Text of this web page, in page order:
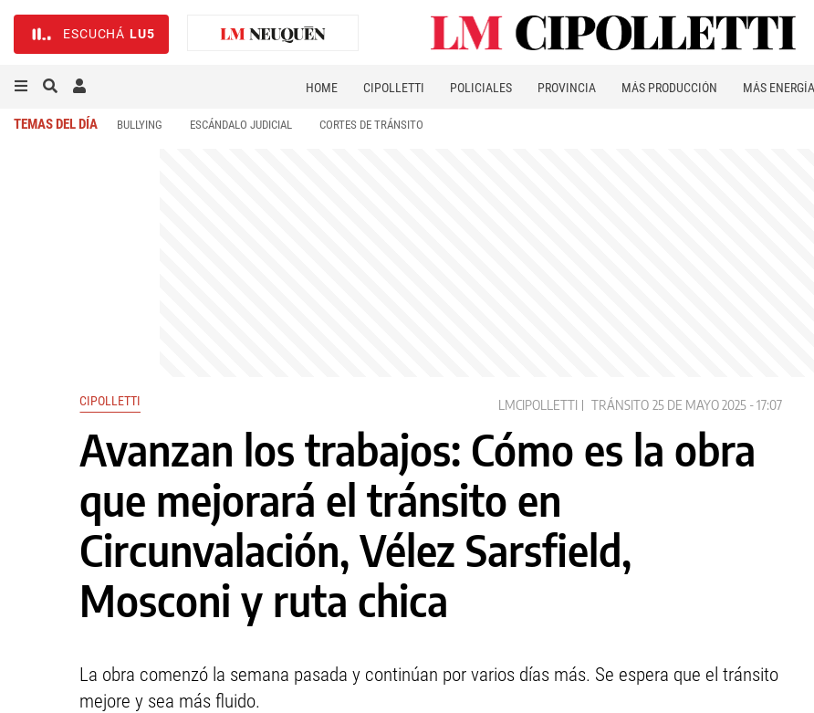
ESCUCHÁ LU5
HOME CIPOLLETTI POLICIALES PROVINCIA MÁS PRODUCCIÓN MÁS ENERGÍA
TEMAS DEL DÍA BULLYING ESCÁNDALO JUDICIAL CORTES DE TRÁNSITO
CIPOLLETTI LMCIPOLLETTI TRÁNSITO 25 DE MAYO 2025 - 17:07
Avanzan los trabajos: Cómo es la obra
que mejorará el tránsito en
Circunvalación, Vélez Sarsfield,
Mosconi y ruta chica
La obra comenzó la semana pasada y continúan por varios días más. Se espera que el tránsito
mejore y sea más fluido.